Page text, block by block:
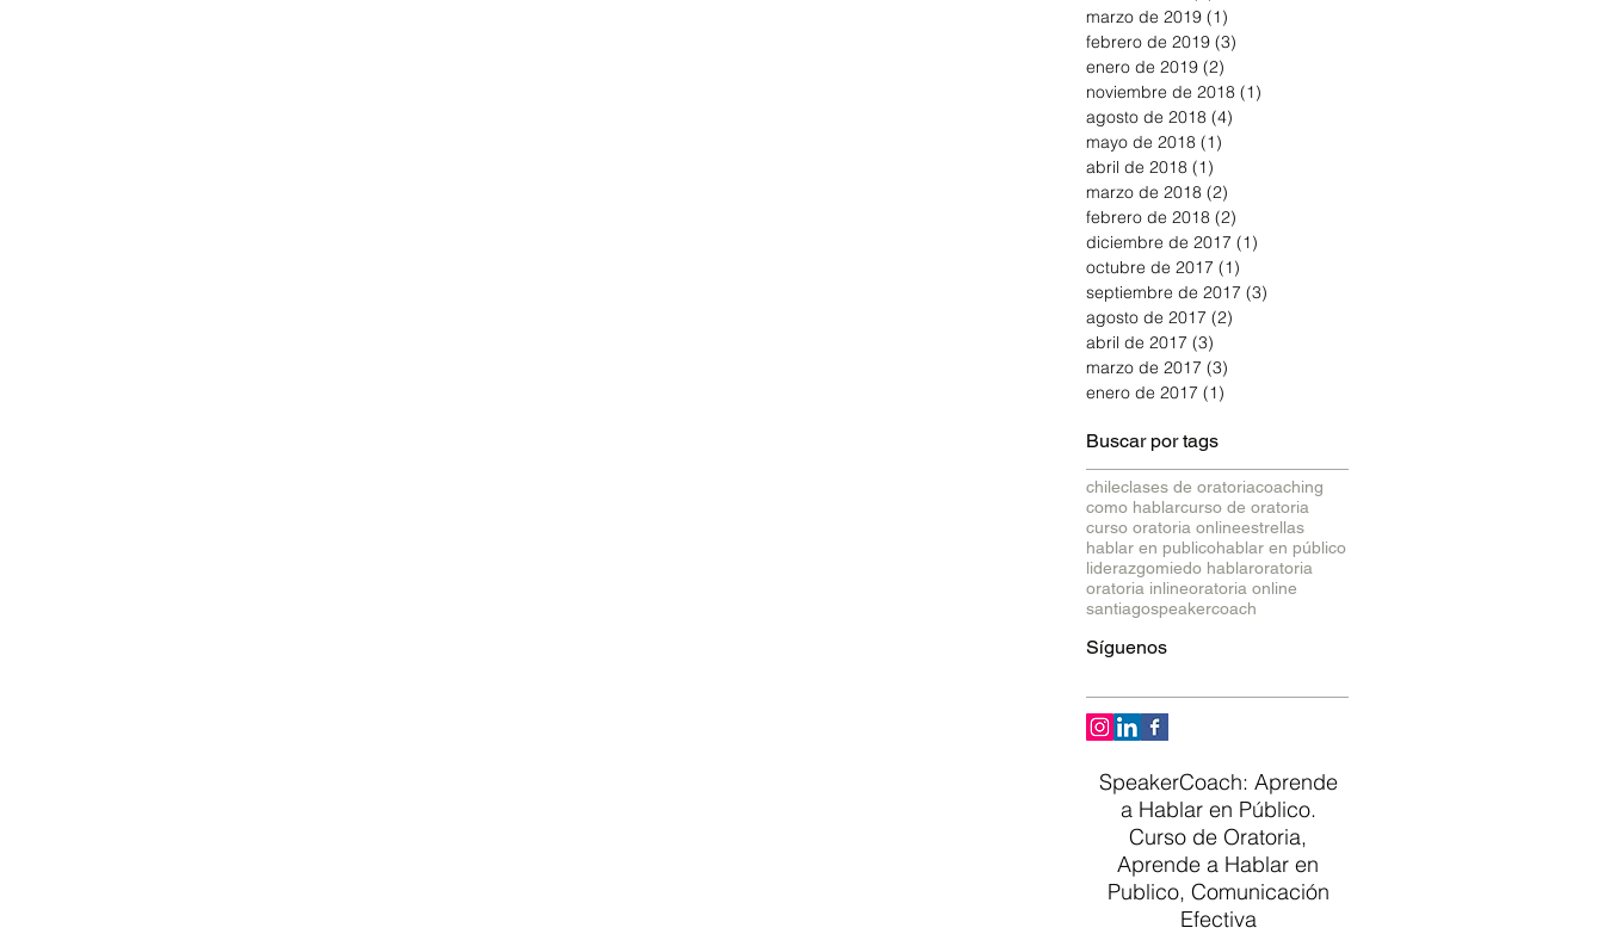
marzo de 2019 (1)
febrero de 2019 (3)
enero de 2019 (2)
noviembre de 2018 (1)
agosto de 2018 (4)
mayo de 2018 (1)
abril de 2018 (1)
marzo de 2018 (2)
febrero de 2018 (2)
diciembre de 2017 (1)
octubre de 2017 (1)
septiembre de 2017 (3)
agosto de 2017 (2)
abril de 2017 (3)
marzo de 2017 (3)
enero de 2017 (1)
Buscar por tags
chileclases de oratoriacoaching
como hablarcurso de oratoria
curso oratoria onlineestrellas
hablar en publicohablar en público
liderazgomiedo hablaroratoria
oratoria inlineoratoria online
santiagospeakercoach
Síguenos
SpeakerCoach: Aprende
a Hablar en Público.
Curso de Oratoria,
Aprende a Hablar en
Publico, Comunicación
Efectiva